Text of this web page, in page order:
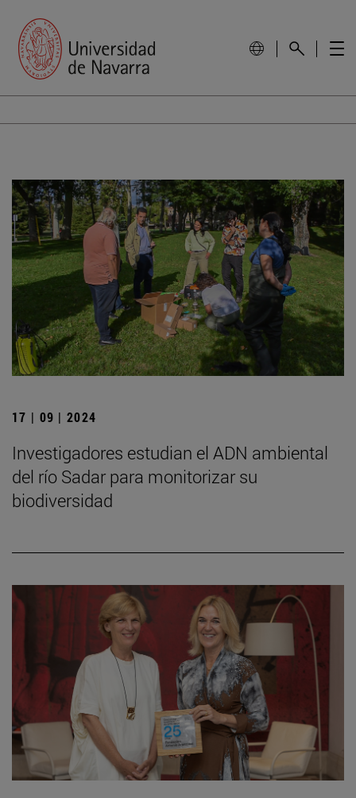
17 | 09 | 2024
Investigadores estudian el ADN ambiental
del río Sadar para monitorizar su
biodiversidad